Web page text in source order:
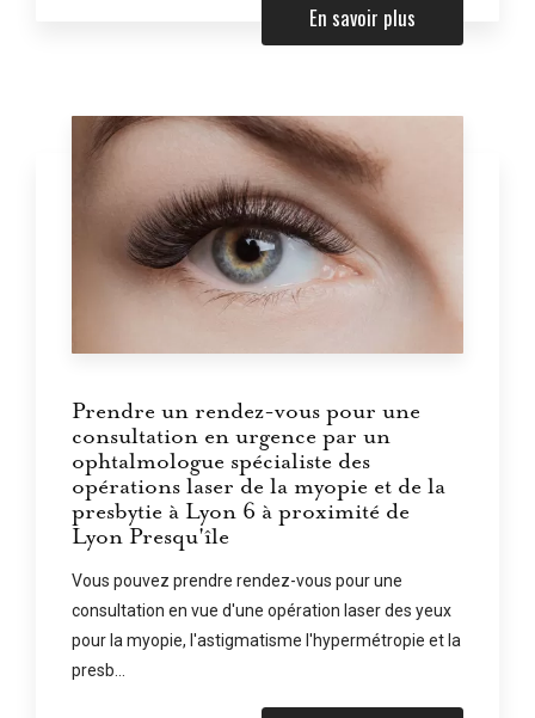
En savoir plus
Prendre un rendez-vous pour une
consultation en urgence par un
ophtalmologue spécialiste des
opérations laser de la myopie et de la
presbytie à Lyon 6 à proximité de
Lyon Presqu'île
Vous pouvez prendre rendez-vous pour une
consultation en vue d'une opération laser des yeux
pour la myopie, l'astigmatisme l'hypermétropie et la
presb...